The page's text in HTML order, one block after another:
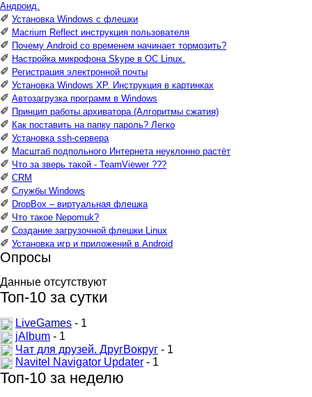
Андроид.
✐ Установка Windows с флешки
✐ Macrium Reflect инструкция пользователя
✐ Почему Android со временем начинает тормозить?
✐ Настройка микрофона Skype в ОС Linux.
✐ Регистрация электронной почты
✐ Установка Windows XP. Инструкция в картинках
✐ Автозагрузка программ в Windows
✐ Принцип работы архиватора (Алгоритмы сжатия)
✐ Как поставить на папку пароль? Легко
✐ Установка ssh-сервера
✐ Масштаб подпольного Интернета неуклонно растёт
✐ Что за зверь такой - TeamViewer ???
✐ CRM
✐ Службы Windows
✐ DropBox – виртуальная флешка
✐ Что такое Nepomuk?
✐ Создание загрузочной флешки Linux
✐ Установка игр и приложений в Android
Опросы
Данные отсутствуют
Топ-10 за сутки
LiveGames - 1
jAlbum - 1
Чат для друзей. ДругВокруг - 1
Navitel Navigator Updater - 1
Топ-10 за неделю